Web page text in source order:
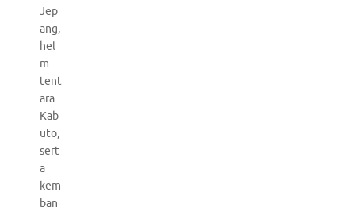
Jep
ang,
hel
m
tent
ara
Kab
uto,
sert
a
kem
ban